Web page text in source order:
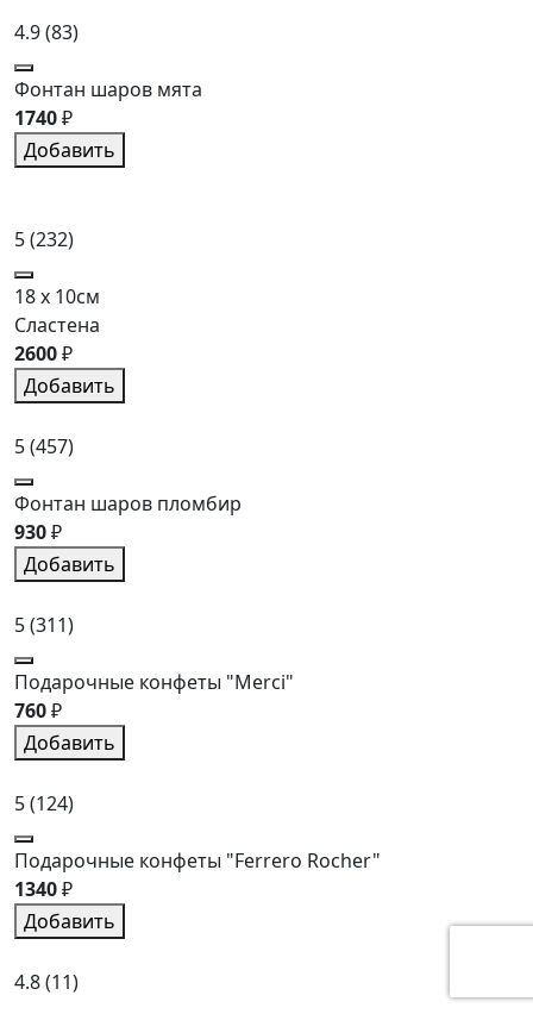
4.9(83)
Фонтан шаров мята
1740₽
Добавить
5(232)
18 x 10см
Сластена
2600₽
Добавить
5(457)
Фонтан шаров пломбир
930₽
Добавить
5(311)
Подарочные конфеты "Merci"
760₽
Добавить
5(124)
Подарочные конфеты "Ferrero Rocher"
1340₽
Добавить
4.8(11)